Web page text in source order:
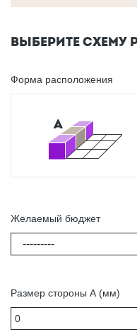
ВЫБЕРИТЕ СХЕМУ
Форма расположения
Желаемый бюджет
---------
Размер стороны А (мм)